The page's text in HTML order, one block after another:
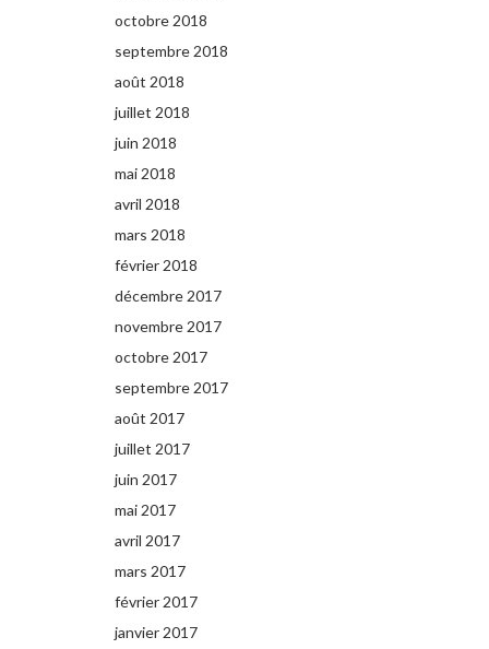
octobre 2018
septembre 2018
août 2018
juillet 2018
juin 2018
mai 2018
avril 2018
mars 2018
février 2018
décembre 2017
novembre 2017
octobre 2017
septembre 2017
août 2017
juillet 2017
juin 2017
mai 2017
avril 2017
mars 2017
février 2017
janvier 2017